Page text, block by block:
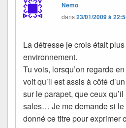
Nemo
dans23/01/2009 à
La détresse je crois était
environnement.
Tu vois, lorsqu’on regarde
voit qu’il est assis à côté
sur le parapet, que ceux
sales… Je me demande si le
donné ce titre pour exprimer